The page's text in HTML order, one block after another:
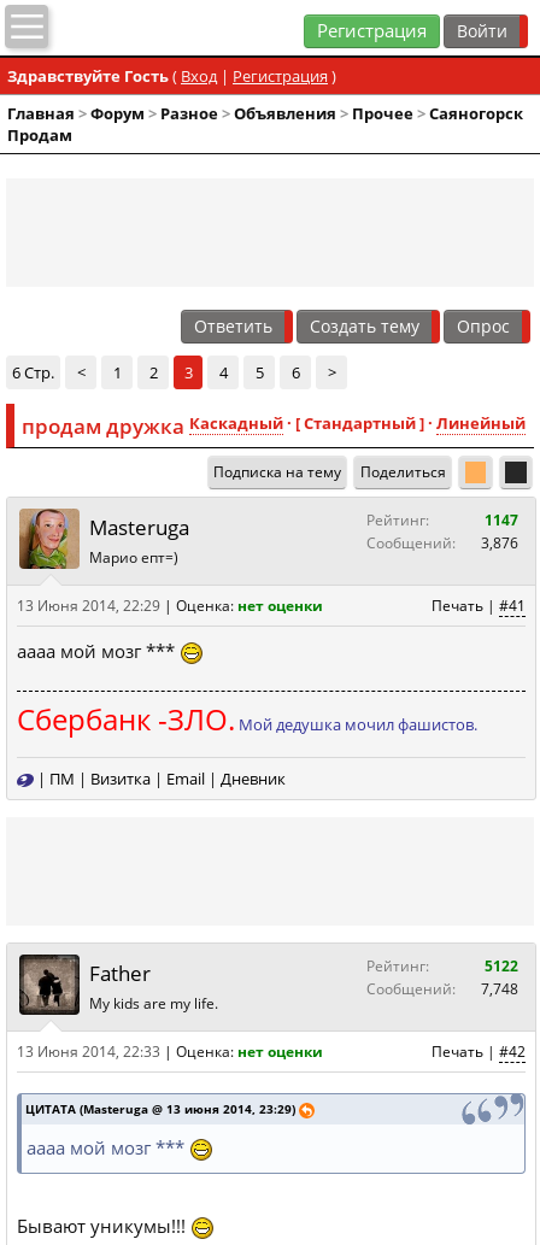
Регистрация
Здравствуйте Гость( Вход| Регистрация )
Главная >Форум > Разное>Объявления > Прочее>Саяногорск
Продам
Ответить Создать тему Опрос
6 Стр. < 1 2 3 4 5 6 >
Каскадный· [ Стандартный ] · Линейный
продам дружка
Подписка на тему Поделиться
Masteruga
Марио епт=)
Рейтинг:
1147
Сообщений:
3,876
Печать | #41
13 Июня 2014, 22:29 | Оценка: нет оценки
аааа мой мозг ***
Сбербанк -ЗЛО. Мой дедушка мочил фашистов.
| ПМ | Визитка | Email | Дневник
Father
My kids are my life.
Рейтинг:
5122
Сообщений:
7,748
Печать | #42
13 Июня 2014, 22:33 | Оценка: нет оценки
ЦИТАТА (Masteruga @ 13 июня 2014, 23:29)
аааа мой мозг ***
Бывают уникумы!!!